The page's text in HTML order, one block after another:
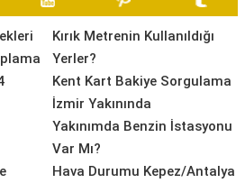
Kırık Metrenin Kullanıldığı
Yerler?
Kent Kart Bakiye Sorgulama
İzmir Yakınında
Yakınımda Benzin İstasyonu
Var Mı?
Hava Durumu Kepez/Antalya